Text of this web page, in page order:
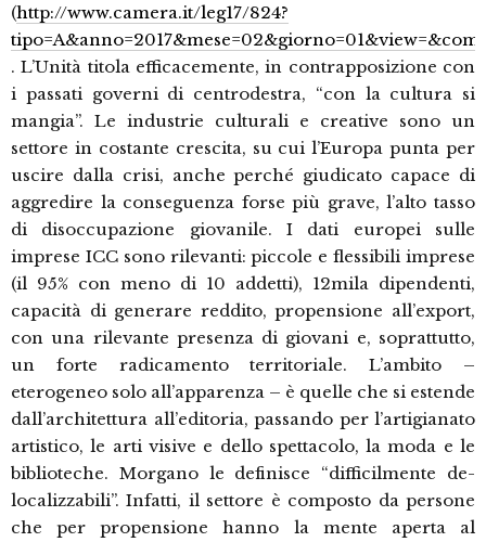
(http://www.camera.it/leg17/824?
. L’Unità titola efficacemente, in contrapposizione con
i passati governi di centrodestra, “con la cultura si
mangia”. Le industrie culturali e creative sono un
settore in costante crescita, su cui l’Europa punta per
uscire dalla crisi, anche perché giudicato capace di
aggredire la conseguenza forse più grave, l’alto tasso
di disoccupazione giovanile. I dati europei sulle
imprese ICC sono rilevanti: piccole e flessibili imprese
(il 95% con meno di 10 addetti), 12mila dipendenti,
capacità di generare reddito, propensione all’export,
con una rilevante presenza di giovani e, soprattutto,
un forte radicamento territoriale. L’ambito –
eterogeneo solo all’apparenza – è quelle che si estende
dall’architettura all’editoria, passando per l’artigianato
artistico, le arti visive e dello spettacolo, la moda e le
biblioteche. Morgano le definisce “difficilmente de-
localizzabili”. Infatti, il settore è composto da persone
che per propensione hanno la mente aperta al